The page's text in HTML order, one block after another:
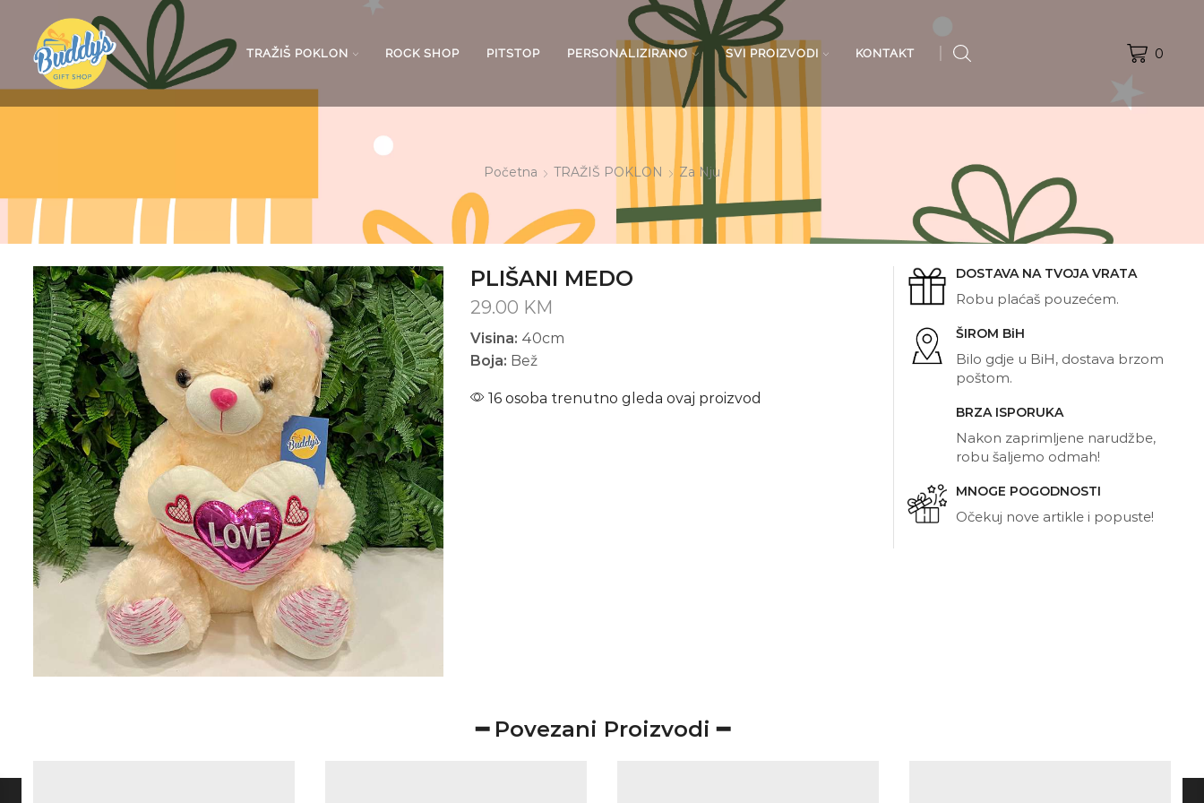
TRAŽIŠ POKLON ROCK SHOP PITSTOP PERSONALIZIRANO SVI PROIZVODI KONTAKT 0
Početna TRAŽIŠ POKLON Za Nju
PLIŠANI MEDO
29.00 KM
Visina: 40cm
Boja: Bež
16 osoba trenutno gleda ovaj proizvod
DOSTAVA NA TVOJA VRATA
Robu plaćaš pouzećem.
ŠIROM BiH
Bilo gdje u BiH, dostava brzom
poštom.
BRZA ISPORUKA
Nakon zaprimljene narudžbe,
robu šaljemo odmah!
MNOGE POGODNOSTI
Očekuj nove artikle i popuste!
━ Povezani Proizvodi ━